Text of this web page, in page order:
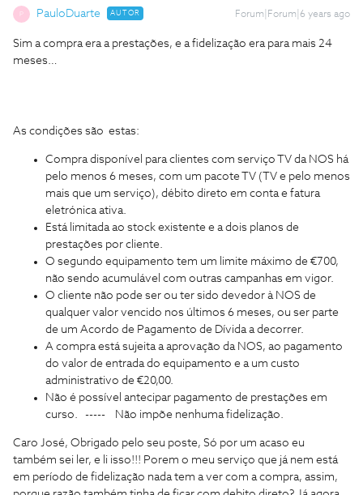
PauloDuarte AUTOR Forum|Forum|6 years ago
Sim a compra era a prestações, e a fidelização era para mais 24
meses…
As condições são estas:
Compra disponível para clientes com serviço TV da NOS há
pelo menos 6 meses, com um pacote TV (TV e pelo menos
mais que um serviço), débito direto em conta e fatura
eletrónica ativa.
Está limitada ao stock existente e a dois planos de
prestações por cliente.
O segundo equipamento tem um limite máximo de €700,
não sendo acumulável com outras campanhas em vigor.
O cliente não pode ser ou ter sido devedor à NOS de
qualquer valor vencido nos últimos 6 meses, ou ser parte
de um Acordo de Pagamento de Dívida a decorrer.
A compra está sujeita a aprovação da NOS, ao pagamento
do valor de entrada do equipamento e a um custo
administrativo de €20,00.
Não é possível antecipar pagamento de prestações em
curso. ----- Não impõe nenhuma fidelização.
Caro José, Obrigado pelo seu poste, Só por um acaso eu
também sei ler, e li isso!!! Porem o meu serviço que já nem está
em período de fidelização nada tem a ver com a compra, assim,